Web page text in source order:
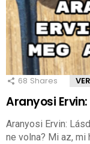
68 Shares
Aranyosi
Aranyosi Ervin:
ne volna? Mi az,